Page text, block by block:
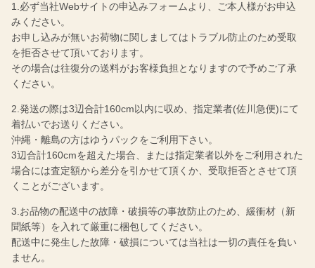
1.必ず当社Webサイトの申込みフォームより、ご本人様がお申込
みください。
お申し込みが無いお荷物に関しましてはトラブル防止のため受取
を拒否させて頂いております。
その場合は往復分の送料がお客様負担となりますので予めご了承
ください。
2.発送の際は3辺合計160cm以内に収め、指定業者(佐川急便)にて
着払いでお送りください。
沖縄・離島の方はゆうパックをご利用下さい。
3辺合計160cmを超えた場合、または指定業者以外をご利用された
場合には査定額から差分を引かせて頂くか、受取拒否とさせて頂
くことがございます。
3.お品物の配送中の故障・破損等の事故防止のため、緩衝材（新
聞紙等）を入れて厳重に梱包してください。
配送中に発生した故障・破損については当社は一切の責任を負い
ません。